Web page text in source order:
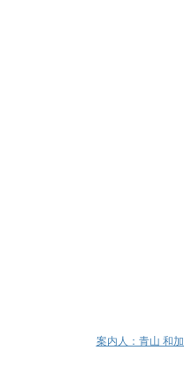
案内人：青山 和